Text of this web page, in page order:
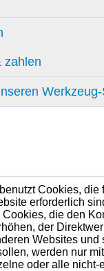
zahlen
Cookies, die
erforderlich
die den
der
Websites
werden nur
oder alle